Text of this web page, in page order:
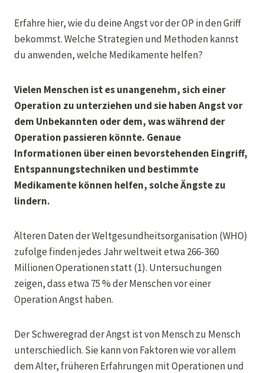
Erfahre hier, wie du deine Angst vor der OP in den Griff
bekommst. Welche Strategien und Methoden kannst
du anwenden, welche Medikamente helfen?
Vielen Menschen ist es unangenehm, sich einer
Operation zu unterziehen und sie haben Angst vor
dem Unbekannten oder dem, was während der
Operation passieren könnte. Genaue
Informationen über einen bevorstehenden Eingriff,
Entspannungstechniken und bestimmte
Medikamente können helfen, solche Ängste zu
lindern.
Älteren Daten der Weltgesundheitsorganisation (WHO)
zufolge finden jedes Jahr weltweit etwa 266-360
Millionen Operationen statt (1). Untersuchungen
zeigen, dass etwa 75 % der Menschen vor einer
Operation Angst haben.
Der Schweregrad der Angst ist von Mensch zu Mensch
unterschiedlich. Sie kann von Faktoren wie vor allem
dem Alter, früheren Erfahrungen mit Operationen und